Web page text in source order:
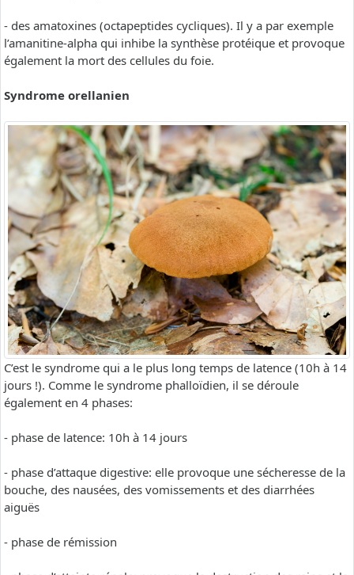
- des amatoxines (octapeptides cycliques). Il y a par exemple
l’amanitine-alpha qui inhibe la synthèse protéique et provoque
également la mort des cellules du foie.
Syndrome orellanien
C’est le syndrome qui a le plus long temps de latence (10h à 14
jours !). Comme le syndrome phalloïdien, il se déroule
également en 4 phases:
- phase de latence: 10h à 14 jours
- phase d’attaque digestive: elle provoque une sécheresse de la
bouche, des nausées, des vomissements et des diarrhées
aiguës
- phase de rémission